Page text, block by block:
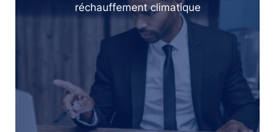
réchauffement climatique